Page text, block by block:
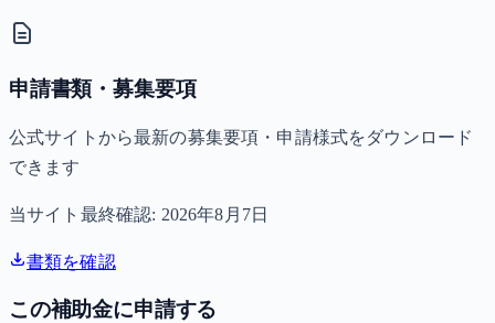
申請書類・募集要項
公式サイトから最新の募集要項・申請様式をダウンロード
できます
当サイト最終確認: 2026年8月7日
書類を確認
この補助金に申請する